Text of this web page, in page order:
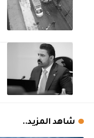
شاهد المزيد..